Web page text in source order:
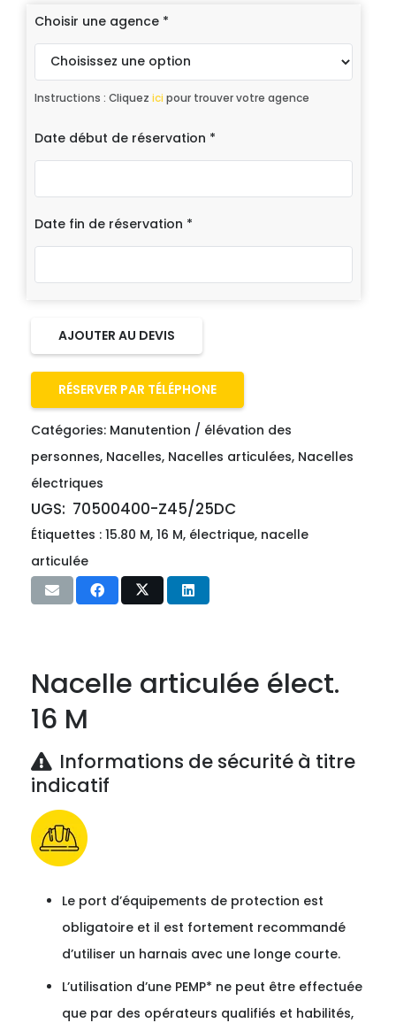
Choisir une agence *
Instructions : Cliquez ici pour trouver votre agence
Date début de réservation *
Date fin de réservation *
AJOUTER AU DEVIS
RÉSERVER PAR TÉLÉPHONE
Catégories: Manutention / élévation des
personnes, Nacelles, Nacelles articulées, Nacelles
électriques
UGS: 70500400-Z45/25DC
Étiquettes : 15.80 M, 16 M, électrique, nacelle
articulée
Nacelle articulée élect.
16 M
Informations de sécurité à titre
indicatif
Le port d’équipements de protection est
obligatoire et il est fortement recommandé
d’utiliser un harnais avec une longe courte.
L’utilisation d’une PEMP* ne peut être effectuée
que par des opérateurs qualifiés et habilités,